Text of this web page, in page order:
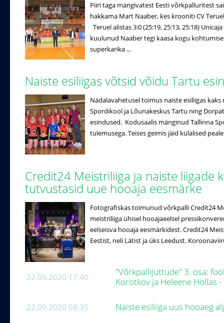
Piiri taga mängivatest Eesti võrkpalluritest
hakkama Mart Naaber, kes krooniti CV
Teruel alistas 3:0 (25:19, 25:13, 25:18)
kuulunud Naaber tegi kaasa kogu
superkarika ...
Naiste esiliigas võtsid võidu Tartu
Nädalavahetusel toimus naiste esiliigas
Spordikool ja Lõunakeskus Tartu ning
esindused. Kodusaalis mänginud Tallinna
tulemusega. Teises geimis jäid külalised
Credit24 Meistriliiga ja naiste liigade
tutvustasid uue hooaja eesmärke
Fotografiskas toimunud võrkpalli Credit24
meistriliiga ühisel hooajaeelsel
eelseisva hooaja eesmärkidest. Credit24
Eestist, neli Lätist ja üks Leedust.
22.09.2020 17:40
"Võrkpallijuttude" 3. osa:
Korotkov ja Heleene Hollas
22.09.2020 08:35
Naiste esiliiga uus hooaeg